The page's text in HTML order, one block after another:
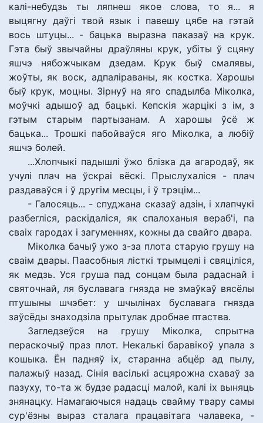
калі-небудзь ты ляпнеш якое слова, то я... я
выцягну даўгі твой язык і павешу цябе на гэтай
вось штуцы... - бацька выразна паказаў на крук.
Гэта быў звычайны драўляны крук, убіты ў сцяну
яшчэ нябожчыкам дзедам. Крук быў смалявы,
жоўты, як воск, адпаліраваны, як костка. Харошы
быў крук, моцны. Зірнуў на яго спадылба Міколка,
моўчкі адышоў ад бацькі. Кепскія жарцікі з ім, з
гэтым старым партызанам. А харошы ўсё ж
бацька... Трошкі пабойваўся яго Міколка, а любіў
яшчэ болей.
...Хлопчыкі падышлі ўжо блізка да агародаў, як
учулі плач на ўскраі вёскі. Прыслухаліся - плач
раздаваўся і ў другім месцы, і ў трэцім...
- Галосяць... - спуджана сказаў адзін, і хлапчукі
разбегліся, раскідаліся, як спалоханыя вераб'і, па
сваіх гародах і загуменнях, кожны да свайго двара.
Міколка бачыў ужо з-за плота старую грушу на
сваім двары. Паасобныя лісткі трымцелі і свяціліся,
як медзь. Уся груша пад сонцам была радаснай і
святочнай, ля буславага гнязда не змаўкаў вясёлы
птушыны шчэбет: у шчылінах буславага гнязда
заўсёды знаходзіла прытулак дробнае птаства.
Загледзеўся на грушу Міколка, спрытна
пераскочыў праз плот. Некалькі баравікоў упала з
кошыка. Ён падняў іх, старанна абцёр ад пылу,
палажыў назад. Сінія васількі асцярожна схаваў за
пазуху, то-та ж будзе радасці малой, калі іх выняць
знянацку. Намагаючыся надаць свайму твару самы
сур'ёзны выраз сталага працавітага чалавека, -